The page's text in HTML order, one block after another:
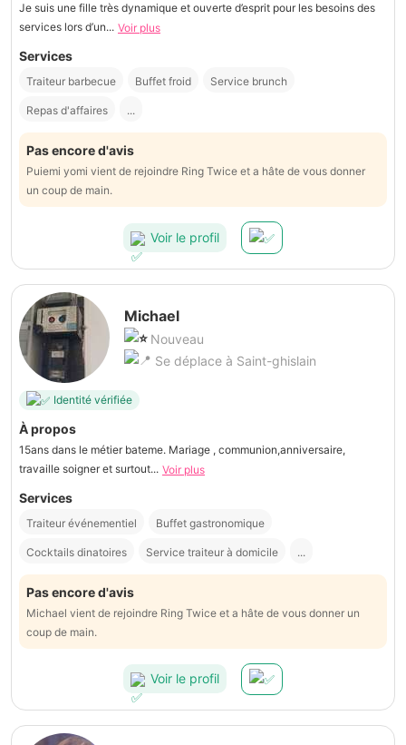
Je suis une fille très dynamique et ouverte d’esprit pour les besoins des
services lors d’un... Voir plus
Services
Traiteur barbecue Buffet froid Service brunch
Repas d'affaires ...
Pas encore d'avis
Puiemi yomi vient de rejoindre Ring Twice et a hâte de vous donner
un coup de main.
Voir le profil
Michael
Nouveau
Se déplace à Saint-ghislain
Identité vérifiée
À propos
15ans dans le métier bateme. Mariage , communion,anniversaire,
travaille soigner et surtout... Voir plus
Services
Traiteur événementiel Buffet gastronomique
Cocktails dinatoires Service traiteur à domicile ...
Pas encore d'avis
Michael vient de rejoindre Ring Twice et a hâte de vous donner un
coup de main.
Voir le profil